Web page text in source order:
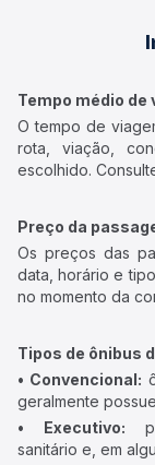
Tempo médio de
O tempo de
rota, viação,
escolhido.
Preço da
Os preços das
data, horário e
no momento da
Tipos de ônibus
• Convencional:
geralmente
• Executivo:
sanitário e, em